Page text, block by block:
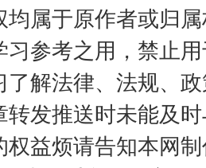
均属于原作者或归
习参考之用，禁止
了解法律、法规、
转发推送时未能及
权益烦请告知本网
生素超标问题”